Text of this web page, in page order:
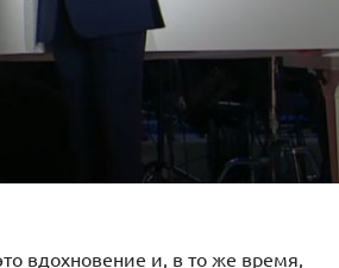
вдохновение и, в то же время,